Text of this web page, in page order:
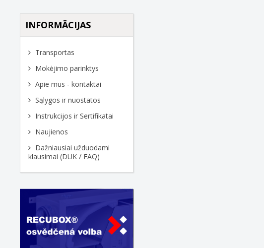
INFORMĀCIJAS
Transportas
Mokėjimo parinktys
Apie mus - kontaktai
Sąlygos ir nuostatos
Instrukcijos ir Sertifikatai
Naujienos
Dažniausiai užduodami
klausimai (DUK / FAQ)